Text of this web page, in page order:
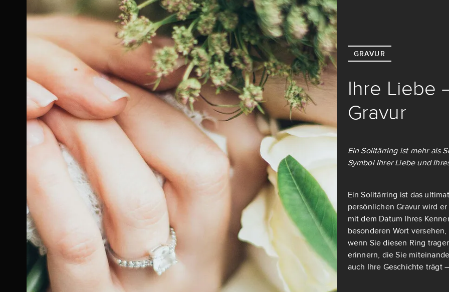
GRAVUR
Ihre Liebe
Gravur
Ein Solitärring ist mehr als
Symbol Ihrer Liebe und
Ein Solitärring ist das
persönlichen Gravur wird
mit dem Datum Ihres
besonderen Wort
wenn Sie diesen Ring
erinnern, die Sie
auch Ihre Geschichte trägt